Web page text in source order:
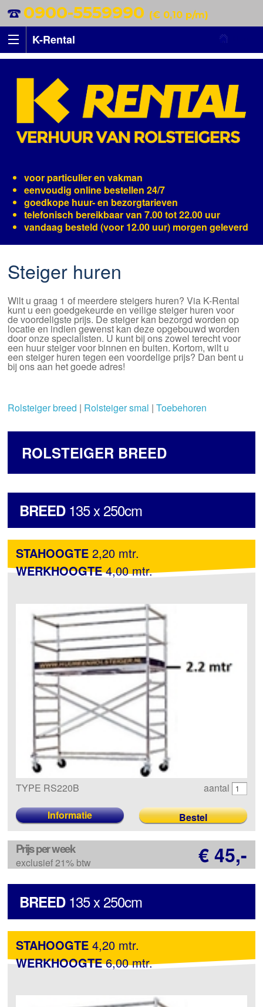
0900-5559990 (€ 0,10 p/m)
K-Rental
voor particulier en vakman
eenvoudig online bestellen 24/7
goedkope huur- en bezorgtarieven
telefonisch bereikbaar van 7.00 tot 22.00 uur
vandaag besteld (voor 12.00 uur) morgen geleverd
Steiger huren
Wilt u graag 1 of meerdere steigers huren? Via K-Rental
kunt u een goedgekeurde en veilige steiger huren voor
de voordeligste prijs. De steiger kan bezorgd worden op
locatie en indien gewenst kan deze opgebouwd worden
door onze specialisten. U kunt bij ons zowel terecht voor
een huur steiger voor binnen en buiten. Kortom, wilt u
een steiger huren tegen een voordelige prijs? Dan bent u
bij ons aan het goede adres!
Rolsteiger breed | Rolsteiger smal |Toebehoren
ROLSTEIGER BREED
BREED135 x 250cm
STAHOOGTE2,20 mtr.
WERKHOOGTE4,00 mtr.
TYPE RS220B aantal
Informatie
Prijs per week
exclusief 21% btw € 45,-
BREED135 x 250cm
STAHOOGTE4,20 mtr.
WERKHOOGTE6,00 mtr.